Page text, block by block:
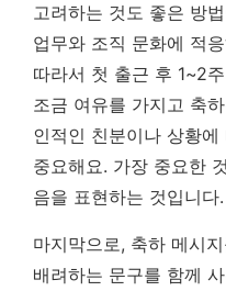
고려하는 것도 좋은 방
업무와 조직 문화에 적
따라서 첫 출근 후 1~2
조금 여유를 가지고 축
인적인 친분이나 상황
중요해요. 가장 중요한
음을 표현하는 것입니다.
마지막으로, 축하 메시
배려하는 문구를 함께